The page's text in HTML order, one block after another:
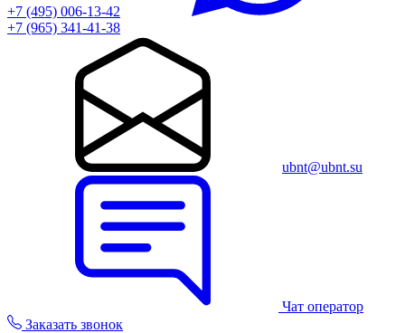
+7 (495) 006-13-42
+7 (965) 341-41-38
ubnt@ubnt.su
Чат оператор
Заказать звонок